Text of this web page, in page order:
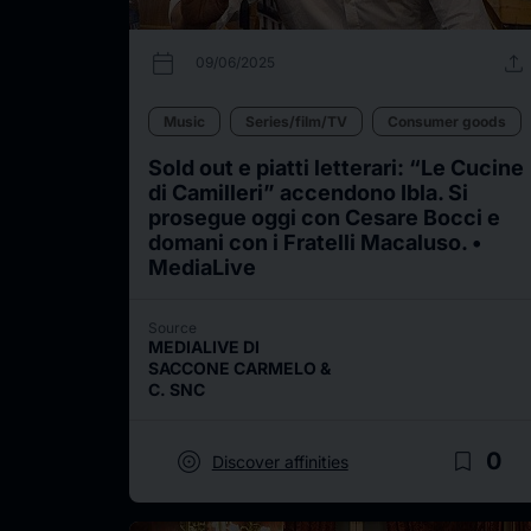
calendar_today 09/06/2025 upload
Music Series/film/TV Consumer goods
Sold out e piatti letterari: “Le Cucine
di Camilleri” accendono Ibla. Si
prosegue oggi con Cesare Bocci e
domani con i Fratelli Macaluso. •
MediaLive
Source
MEDIALIVE DI
SACCONE CARMELO &
C. SNC
target Discover affinities bookmark_border 0